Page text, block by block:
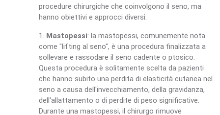
procedure chirurgiche che coinvolgono il seno, ma
hanno obiettivi e approcci diversi:
1. Mastopessi: la mastopessi, comunemente nota
come "lifting al seno", è una procedura finalizzata a
sollevare e rassodare il seno cadente o ptosico.
Questa procedura è solitamente scelta da pazienti
che hanno subito una perdita di elasticità cutanea nel
seno a causa dell'invecchiamento, della gravidanza,
dell'allattamento o di perdite di peso significative.
Durante una mastopessi, il chirurgo rimuove